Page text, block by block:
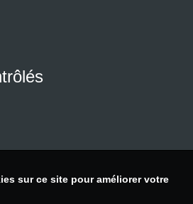
sur ce site pour améliorer votre